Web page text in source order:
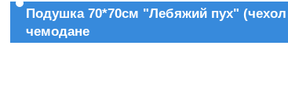
Подушка 70*70см "Лебяжий пух"
чемодане